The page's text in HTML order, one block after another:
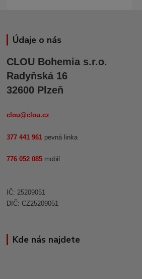
Údaje o nás
CLOU Bohemia s.r.o.
Radyňská 16
32600 Plzeň
clou@clou.cz
377 441 961 pevná linka
776 052 085 mobil
IČ: 25209051
DIČ: CZ25209051
Kde nás najdete